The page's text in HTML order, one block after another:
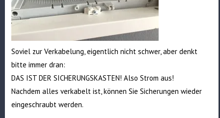
Soviel zur Verkabelung, eigentlich nicht schwer, aber denkt
bitte immer dran:
DAS IST DER SICHERUNGSKASTEN! Also Strom aus!
Nachdem alles verkabelt ist, können Sie Sicherungen wieder
eingeschraubt werden.